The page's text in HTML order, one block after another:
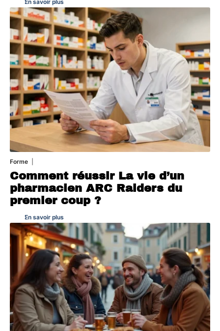
En savoir plus
Forme
Comment réussir La vie d’un
pharmacien ARC Raiders du
premier coup ?
En savoir plus